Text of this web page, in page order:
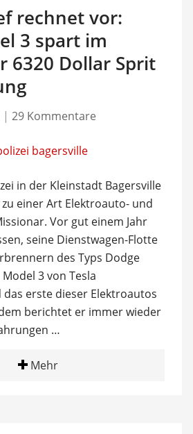
rechnet vor:
3 spart im
6320 Dollar Sprit
| 29 Kommentare
in der Kleinstadt Bagersville
einer Art Elektroauto- und
Vor gut einem Jahr
seine Dienstwagen-Flotte
des Typs Dodge
3 von Tesla
erste dieser Elektroautos
berichtet er immer wieder
…
Mehr